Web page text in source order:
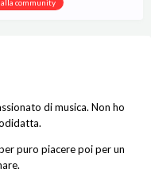
community
di musica. Non ho
puro piacere poi per un